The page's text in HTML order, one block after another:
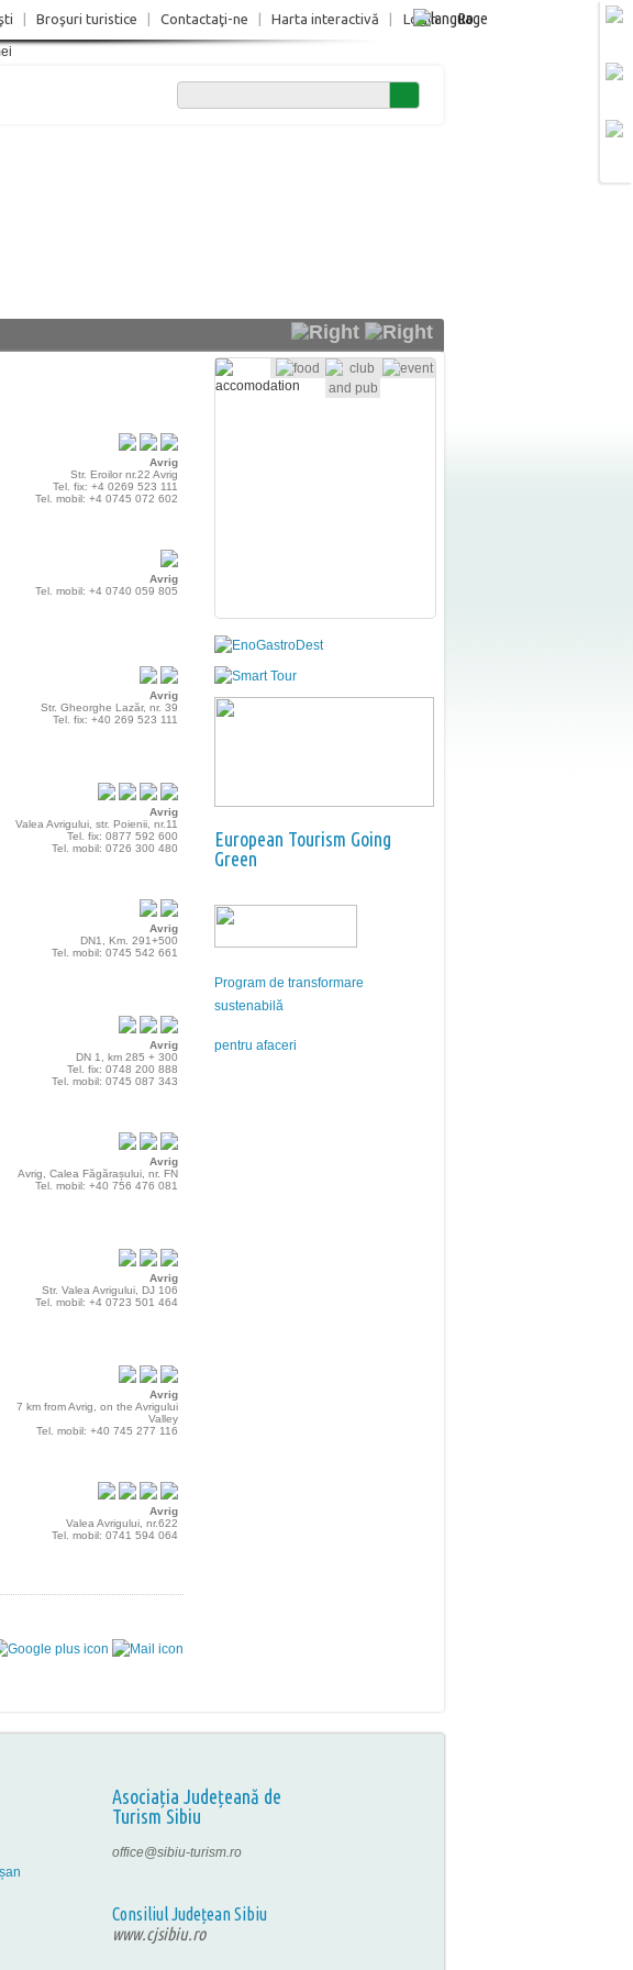
Login Ro
Broşuri turistice Contactaţi-ne Harta interactivă
Avrig
Str. Eroilor nr.22 Avrig
Tel. fix: +4 0269 523 111
Tel. mobil: +4 0745 072 602
Avrig
Tel. mobil: +4 0740 059 805
Avrig
Str. Gheorghe Lazăr, nr. 39
Tel. fix: +40 269 523 111
Avrig
Valea Avrigului, str. Poienii, nr.11
Tel. fix: 0877 592 600
Tel. mobil: 0726 300 480
Avrig
DN1, Km. 291+500
Tel. mobil: 0745 542 661
Avrig
DN 1, km 285 + 300
Tel. fix: 0748 200 888
Tel. mobil: 0745 087 343
Avrig
Avrig, Calea Făgărașului, nr. FN
Tel. mobil: +40 756 476 081
Avrig
Str. Valea Avrigului, DJ 106
Tel. mobil: +4 0723 501 464
Avrig
7 km from Avrig, on the Avrigului
Valley
Tel. mobil: +40 745 277 116
Avrig
Valea Avrigului, nr.622
Tel. mobil: 0741 594 064
European Tourism Going
Green
Program de transformare
sustenabilă
pentru afaceri
Asociația Județeană de
Turism Sibiu
office@sibiu-turism.ro
Consiliul Județean Sibiu
www.cjsibiu.ro